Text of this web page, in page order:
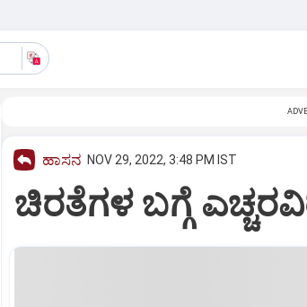
ಹಾಸನ NOV 29, 2022, 3:48 PM IST
ಚಿರತೆಗಳ ಬಗ್ಗೆ